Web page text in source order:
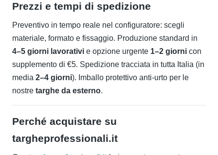
Prezzi e tempi di spedizione
Preventivo in tempo reale nel configuratore: scegli
materiale, formato e fissaggio. Produzione standard in
4–5 giorni lavorativi e opzione urgente 1–2 giorni con
supplemento di €5. Spedizione tracciata in tutta Italia (in
media 2–4 giorni). Imballo protettivo anti-urto per le
nostre targhe da esterno.
Perché acquistare su
targheprofessionali.it